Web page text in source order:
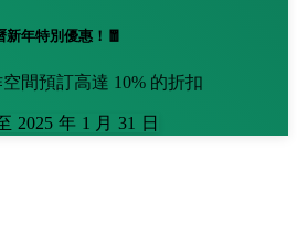
新年特別優惠！🧧
間預訂高達 10% 的折扣
2025 年 1 月 31 日